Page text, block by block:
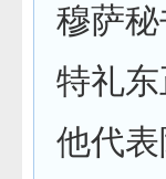
穆萨
特礼
他代